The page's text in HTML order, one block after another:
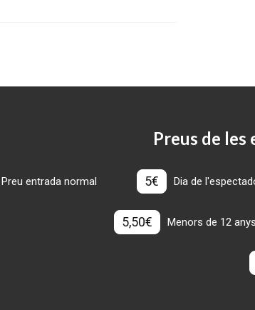
Preus de les
Preu entrada normal 5€ Dia de
5,50€ Menors de 12 anys